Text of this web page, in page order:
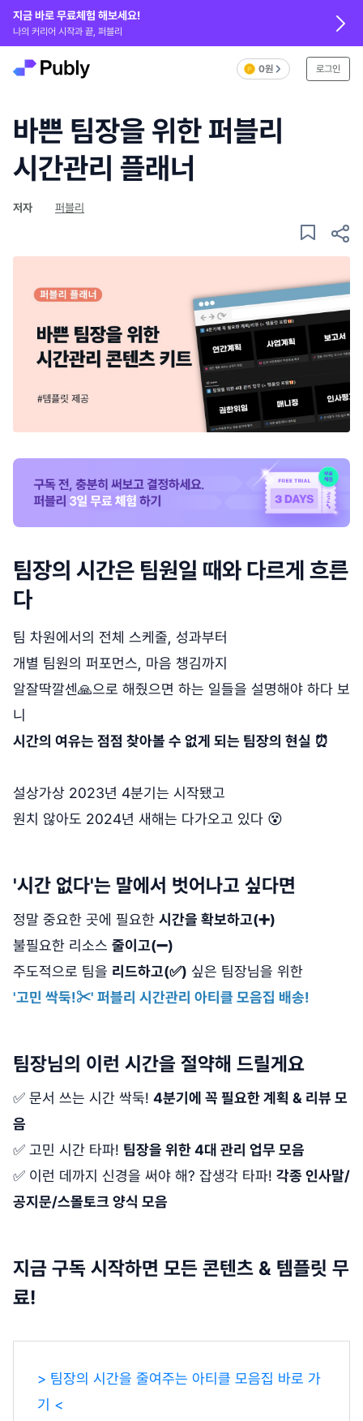
지금 바로 무료체험 해보세요!
나의 커리어 시작과 끝, 퍼블리
0원 로그인
바쁜 팀장을 위한 퍼블리
시간관리 플래너
저자 퍼블리
팀장의 시간은 팀원일 때와 다르게 흐른
다
팀 차원에서의 전체 스케줄, 성과부터
개별 팀원의 퍼포먼스, 마음 챙김까지
알잘딱깔센🙏으로 해줬으면 하는 일들을 설명해야 하다 보
니
시간의 여유는 점점 찾아볼 수 없게 되는 팀장의 현실 ⏰
설상가상 2023년 4분기는 시작됐고
원치 않아도 2024년 새해는 다가오고 있다 😵
'시간 없다'는 말에서 벗어나고 싶다면
정말 중요한 곳에 필요한 시간을 확보하고(➕)
불필요한 리소스 줄이고(➖)
주도적으로 팀을 리드하고(✅) 싶은 팀장님을 위한
'고민 싹둑!✂' 퍼블리 시간관리 아티클 모음집 배송!
팀장님의 이런 시간을 절약해 드릴게요
✅ 문서 쓰는 시간 싹둑! 4분기에 꼭 필요한 계획 & 리뷰 모
음
✅ 고민 시간 타파! 팀장을 위한 4대 관리 업무 모음
✅ 이런 데까지 신경을 써야 해? 잡생각 타파! 각종 인사말/
공지문/스몰토크 양식 모음
지금 구독 시작하면 모든 콘텐츠 & 템플릿 무
료!
> 팀장의 시간을 줄여주는 아티클 모음집 바로 가
기 <